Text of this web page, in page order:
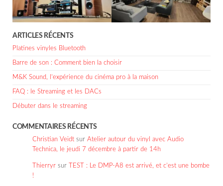
ARTICLES RÉCENTS
Platines vinyles Bluetooth
Barre de son : Comment bien la choisir
M&K Sound, l’expérience du cinéma pro à la maison
FAQ : le Streaming et les DACs
Débuter dans le streaming
COMMENTAIRES RÉCENTS
Christian Veidt sur Atelier autour du vinyl avec Audio
Technica, le jeudi 7 décembre à partir de 14h
Thierryr sur
TEST : Le DMP-A8 est arrivé, et c’est une bombe
!